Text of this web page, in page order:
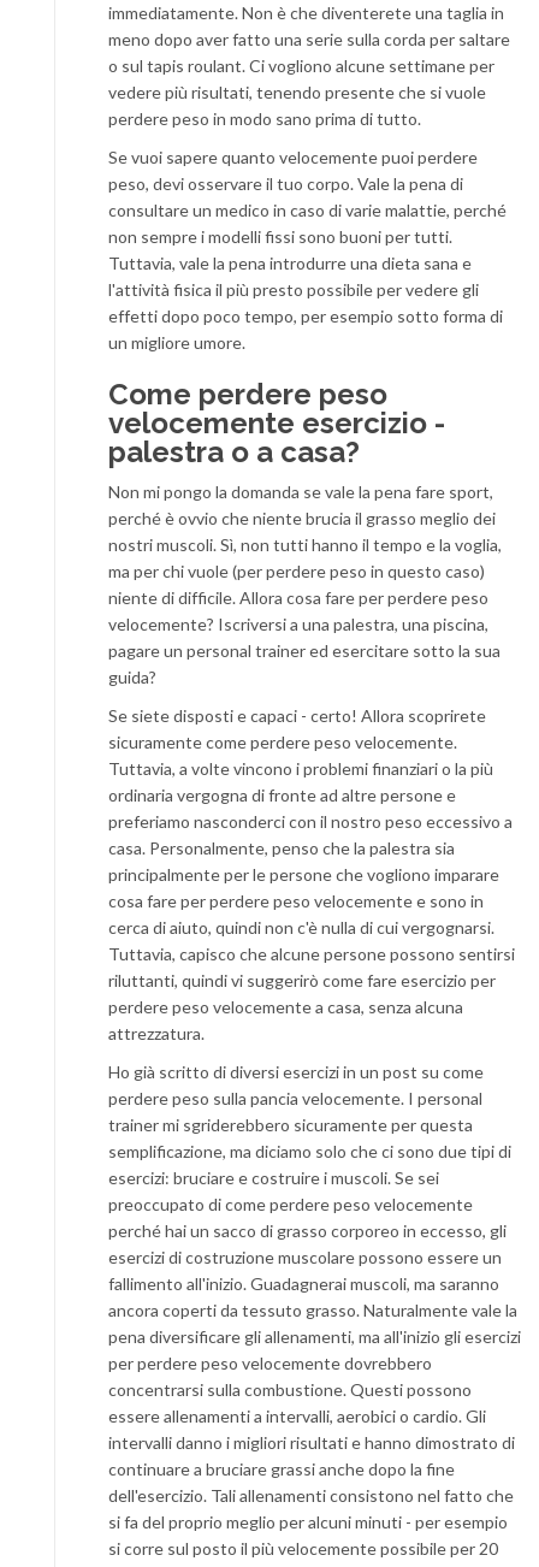
immediatamente. Non è che diventerete una taglia in
meno dopo aver fatto una serie sulla corda per saltare
o sul tapis roulant. Ci vogliono alcune settimane per
vedere più risultati, tenendo presente che si vuole
perdere peso in modo sano prima di tutto.
Se vuoi sapere quanto velocemente puoi perdere
peso, devi osservare il tuo corpo. Vale la pena di
consultare un medico in caso di varie malattie, perché
non sempre i modelli fissi sono buoni per tutti.
Tuttavia, vale la pena introdurre una dieta sana e
l'attività fisica il più presto possibile per vedere gli
effetti dopo poco tempo, per esempio sotto forma di
un migliore umore.
Come perdere peso
velocemente esercizio -
palestra o a casa?
Non mi pongo la domanda se vale la pena fare sport,
perché è ovvio che niente brucia il grasso meglio dei
nostri muscoli. Sì, non tutti hanno il tempo e la voglia,
ma per chi vuole (per perdere peso in questo caso)
niente di difficile. Allora cosa fare per perdere peso
velocemente? Iscriversi a una palestra, una piscina,
pagare un personal trainer ed esercitare sotto la sua
guida?
Se siete disposti e capaci - certo! Allora scoprirete
sicuramente come perdere peso velocemente.
Tuttavia, a volte vincono i problemi finanziari o la più
ordinaria vergogna di fronte ad altre persone e
preferiamo nasconderci con il nostro peso eccessivo a
casa. Personalmente, penso che la palestra sia
principalmente per le persone che vogliono imparare
cosa fare per perdere peso velocemente e sono in
cerca di aiuto, quindi non c'è nulla di cui vergognarsi.
Tuttavia, capisco che alcune persone possono sentirsi
riluttanti, quindi vi suggerirò come fare esercizio per
perdere peso velocemente a casa, senza alcuna
attrezzatura.
Ho già scritto di diversi esercizi in un post su come
perdere peso sulla pancia velocemente. I personal
trainer mi sgriderebbero sicuramente per questa
semplificazione, ma diciamo solo che ci sono due tipi di
esercizi: bruciare e costruire i muscoli. Se sei
preoccupato di come perdere peso velocemente
perché hai un sacco di grasso corporeo in eccesso, gli
esercizi di costruzione muscolare possono essere un
fallimento all'inizio. Guadagnerai muscoli, ma saranno
ancora coperti da tessuto grasso. Naturalmente vale la
pena diversificare gli allenamenti, ma all'inizio gli esercizi
per perdere peso velocemente dovrebbero
concentrarsi sulla combustione. Questi possono
essere allenamenti a intervalli, aerobici o cardio. Gli
intervalli danno i migliori risultati e hanno dimostrato di
continuare a bruciare grassi anche dopo la fine
dell'esercizio. Tali allenamenti consistono nel fatto che
si fa del proprio meglio per alcuni minuti - per esempio
si corre sul posto il più velocemente possibile per 20